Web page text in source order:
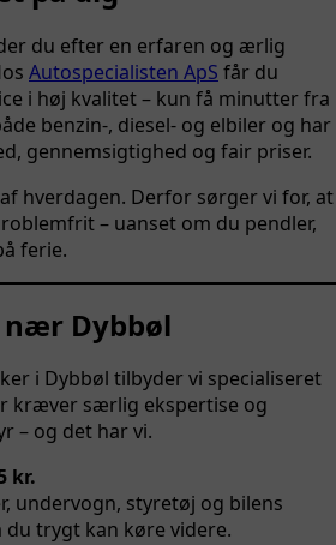
du efter en erfaren og ærlig
Autospecialisten ApS får du
i høj kvalitet – kun få minutter fra
benzin-, diesel- og elbiler og har
gennemsigtighed og fair priser.
hverdagen. Derfor sørger vi for, at
– uanset om du pendler,
ferie.
nær Dybbøl
i Dybbøl tilbyder vi specialiseret
kræver særlig ekspertise og
– og det har vi.
kr.
undervogn, styretøj og bilens
du trygt kan køre videre.